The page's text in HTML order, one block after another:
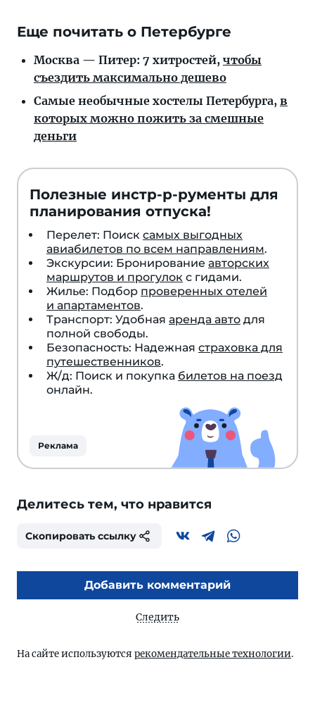
Еще почитать о Петербурге
Москва — Питер: 7 хитростей, чтобы
съездить максимально дешево
Самые необычные хостелы Петербурга, в
которых можно пожить за смешные
деньги
Полезные инстр-р-рументы для
планирования отпуска!
Перелет: Поиск самых выгодных
авиабилетов по всем направлениям.
Экскурсии: Бронирование авторских
маршрутов и прогулок с гидами.
Жилье: Подбор проверенных отелей
и апартаментов.
Транспорт: Удобная аренда авто для
полной свободы.
Безопасность: Надежная страховка для
путешественников.
Ж/д: Поиск и покупка билетов на поезд
онлайн.
Реклама
Делитесь тем, что нравится
Скопировать ссылку
Добавить комментарий
Следить
На сайте используются рекомендательные технологии.